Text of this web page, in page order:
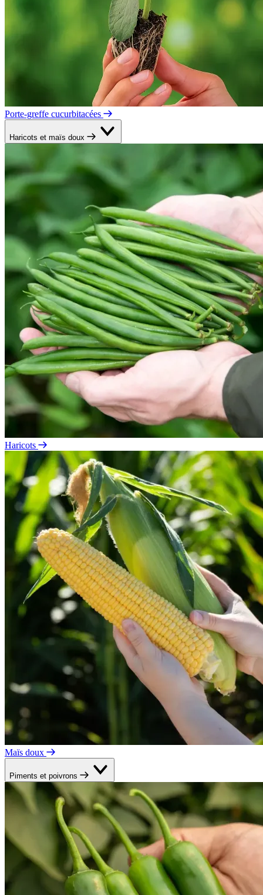
Porte-greffe cucurbitacées
Haricots et maïs doux
Haricots
Maïs doux
Piments et poivrons